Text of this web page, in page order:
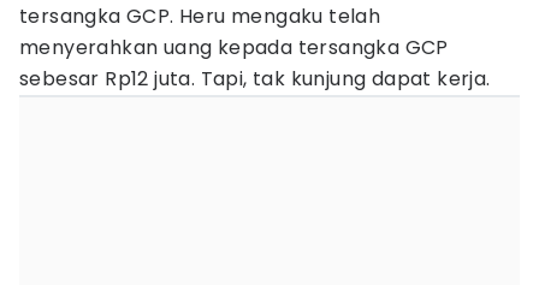
tersangka GCP. Heru mengaku telah
menyerahkan uang kepada tersangka GCP
sebesar Rp12 juta. Tapi, tak kunjung dapat kerja.